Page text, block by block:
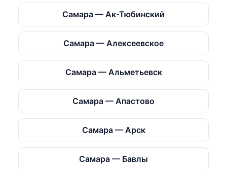
Самара — Ак-Тюбинский
Самара — Алексеевское
Самара — Альметьевск
Самара — Апастово
Самара — Арск
Самара — Бавлы